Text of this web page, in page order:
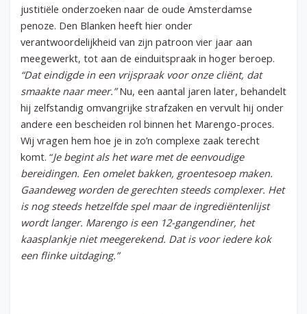
justitiële onderzoeken naar de oude Amsterdamse
penoze. Den Blanken heeft hier onder
verantwoordelijkheid van zijn patroon vier jaar aan
meegewerkt, tot aan de einduitspraak in hoger beroep.
“Dat eindigde in een vrijspraak voor onze cliënt, dat
smaakte naar meer.”Nu, een aantal jaren later, behandelt
hij zelfstandig omvangrijke strafzaken en vervult hij onder
andere een bescheiden rol binnen het Marengo-proces.
Wij vragen hem hoe je in zo’n complexe zaak terecht
komt. “Je begint als het ware met de eenvoudige
bereidingen. Een omelet bakken, groentesoep maken.
Gaandeweg worden de gerechten steeds complexer. Het
is nog steeds hetzelfde spel maar de ingrediëntenlijst
wordt langer. Marengo is een 12-gangendiner, het
kaasplankje niet meegerekend. Dat is voor iedere kok
een flinke uitdaging.”